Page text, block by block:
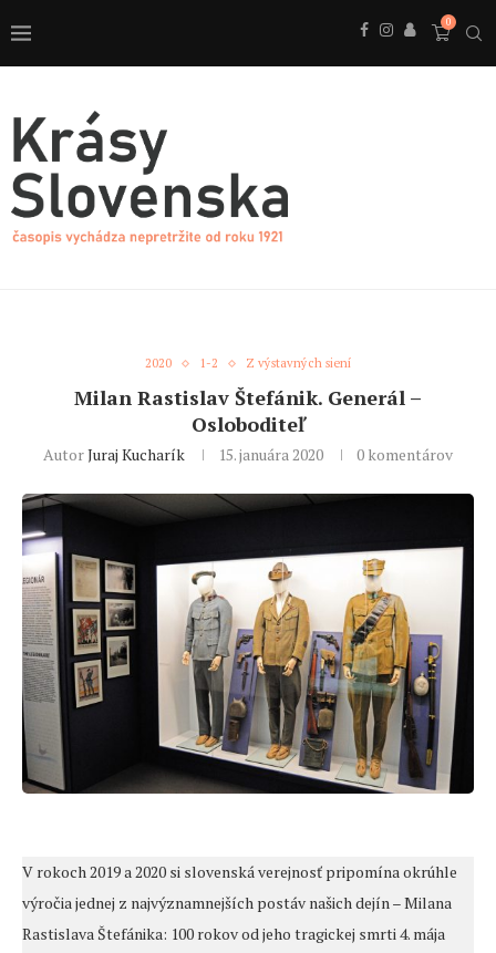
0
2020 1-2 Z výstavných siení
Milan Rastislav Štefánik. Generál –
Osloboditeľ
AutorJuraj Kucharík 15. januára 2020 0 komentárov
V rokoch 2019 a 2020 si slovenská verejnosť pripomína okrúhle
výročia jednej z najvýznamnejších postáv našich dejín – Milana
Rastislava Štefánika: 100 rokov od jeho tragickej smrti 4. mája